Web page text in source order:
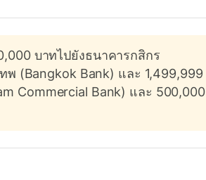
บาทไปยังธนาคารกสิกร
พ (Bangkok Bank) และ 1,499,999
Commercial Bank) และ 500,000